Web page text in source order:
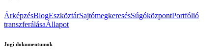
ÁrképzésBlogEszköztárSajtómegkeresésSúgóközpontPortfólió
transzferálásaÁllapot
Jogi dokumentumok